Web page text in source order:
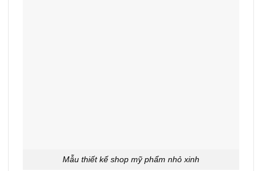
Mẫu thiết kế shop mỹ phẩm nhỏ xinh